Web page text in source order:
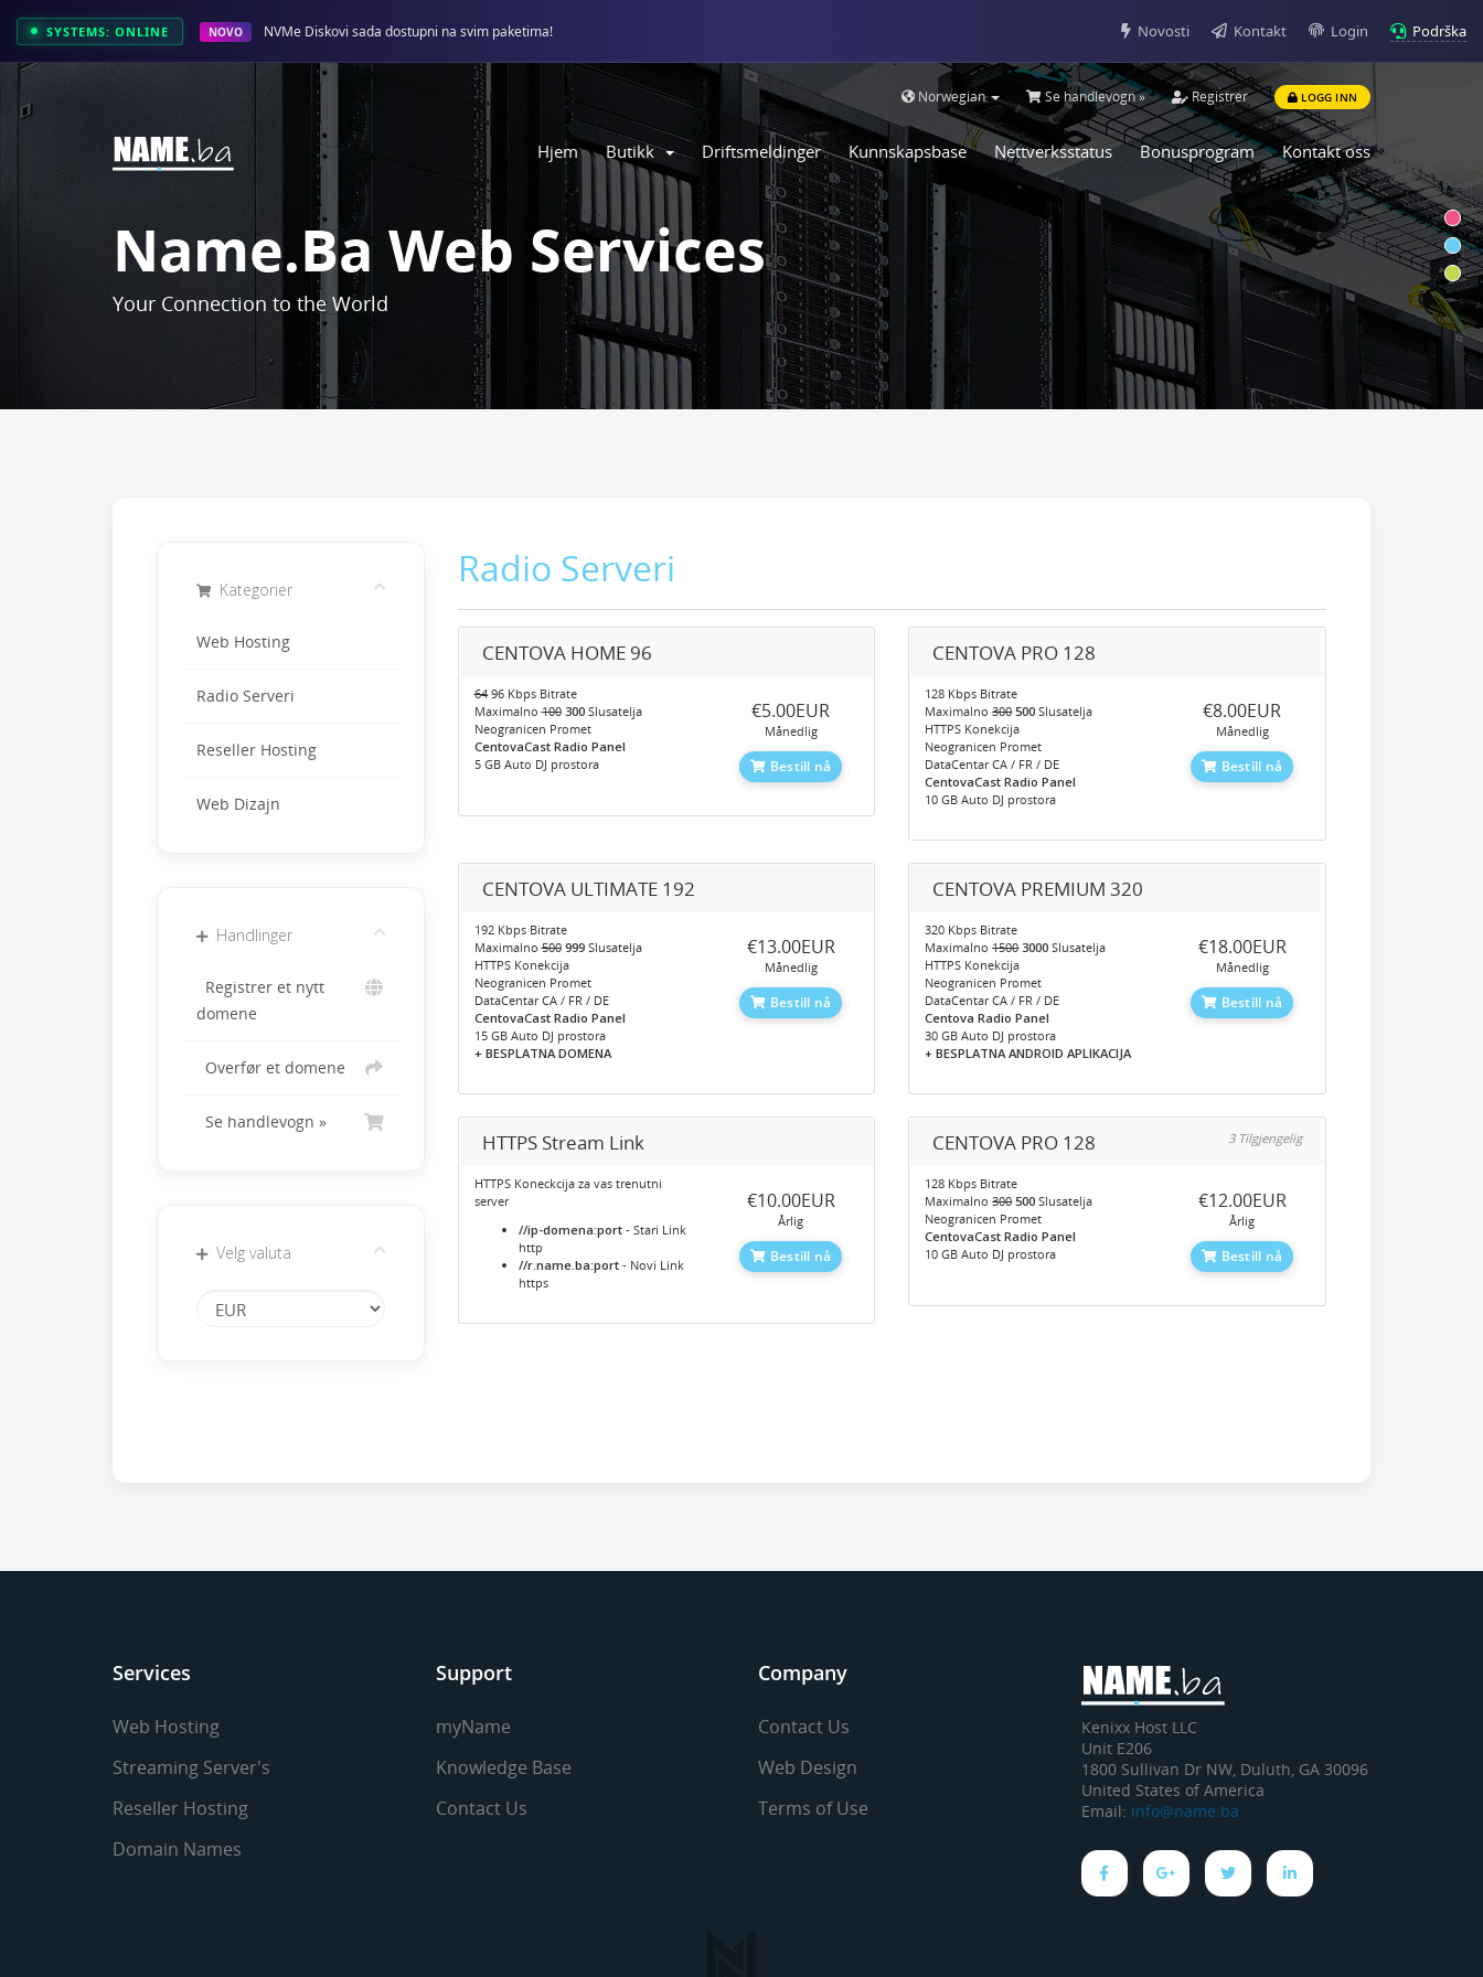
SYSTEMS: ONLINE NOVO NVMe Diskovi sada dostupni na svim paketima! Novosti Kontakt Login Podrška
Norwegian Se handlevogn » Registrer LOGG INN
Hjem Butikk Driftsmeldinger Kunnskapsbase Nettverksstatus Bonusprogram Kontakt oss
Name.ba Web Services
Your Connection to the World
Kategorier
Web Hosting
Radio Serveri
Reseller Hosting
Web Dizajn
Handlinger
Registrer et nytt
domene
Overfør et domene
Se handlevogn »
Velg valuta
Radio Serveri
CENTOVA HOME 96
6496 Kbps Bitrate
Maximalno100 300Slusatelja
Neogranicen Promet
CentovaCast Radio Panel
5 GB Auto DJ prostora
‎€5.00EUR
Månedlig
Bestill nå
CENTOVA PRO 128
128 Kbps Bitrate
Maximalno300 500 Slusatelja
HTTPS Konekcija
Neogranicen Promet
DataCentar CA / FR / DE
CentovaCast Radio Panel
10 GB Auto DJ prostora
‎€8.00EUR
Månedlig
Bestill nå
CENTOVA ULTIMATE 192
192 Kbps Bitrate
Maximalno500 999Slusatelja
HTTPS Konekcija
Neogranicen Promet
DataCentar CA / FR / DE
CentovaCast Radio Panel
15 GB Auto DJ prostora
+ BESPLATNA DOMENA
‎€13.00EUR
Månedlig
Bestill nå
CENTOVA PREMIUM 320
320 Kbps Bitrate
Maximalno1500 3000 Slusatelja
HTTPS Konekcija
Neogranicen Promet
DataCentar CA / FR / DE
Centova Radio Panel
30 GB Auto DJ prostora
+ BESPLATNA ANDROID APLIKACIJA
‎€18.00EUR
Månedlig
Bestill nå
HTTPS Stream Link
HTTPS Koneckcija za vas trenutni
server
//ip-domena:port- Stari Link
http
//r.name.ba:port- Novi Link
https
‎€10.00EUR
Årlig
Bestill nå
CENTOVA PRO 128 3 Tilgjengelig
128 Kbps Bitrate
Maximalno300 500 Slusatelja
Neogranicen Promet
CentovaCast Radio Panel
10 GB Auto DJ prostora
‎€12.00EUR
Årlig
Bestill nå
Services
Web Hosting
Streaming Server's
Reseller Hosting
Domain Names
Support
myName
Knowledge Base
Contact Us
Company
Contact Us
Web Design
Terms of Use
Kenixx Host LLC
Unit E206
1800 Sullivan Dr NW, Duluth, GA 30096
United States of America
Email: info@name.ba